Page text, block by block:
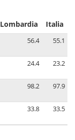
Lombardia Italia
56.4 55.1
24.4 23.2
98.2 97.9
33.8 33.5